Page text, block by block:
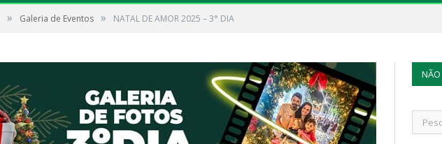
» Galeria de Eventos » NATAL DE AMOR 2025 – 3° DIA